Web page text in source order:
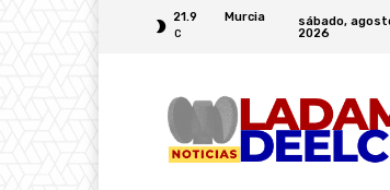
21.9
C
Murcia
sábado,
2026